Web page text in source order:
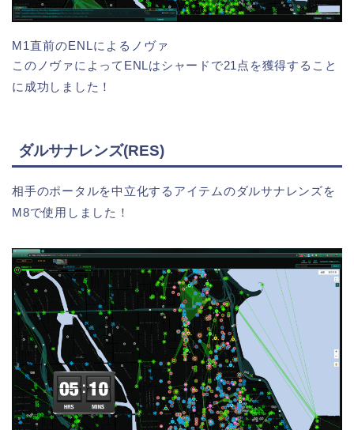
M1直前のENLによるノヴァ
このノヴァによってENLはシャードで21点を獲得すること
に成功しました！
ダルサナレンズ(RES)
相手のポータルを中立化するアイテムのダルサナレンズを
M8で使用しました！